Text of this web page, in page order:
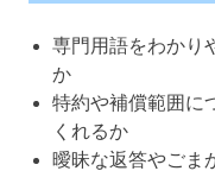
専門用語をわかり
か
特約や補償範囲に
くれるか
曖昧な返答やごま